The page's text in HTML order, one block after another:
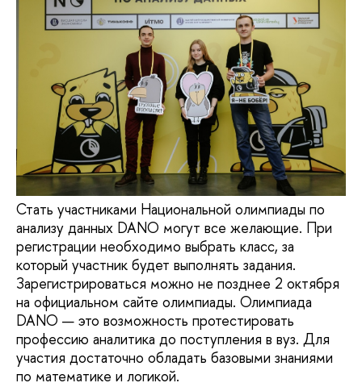
Стать участниками Национальной олимпиады по
анализу данных DANO могут все желающие. При
регистрации необходимо выбрать класс, за
который участник будет выполнять задания.
Зарегистрироваться можно не позднее 2 октября
на официальном сайте олимпиады. Олимпиада
DANO — это возможность протестировать
профессию аналитика до поступления в вуз. Для
участия достаточно обладать базовыми знаниями
по математике и логикой.